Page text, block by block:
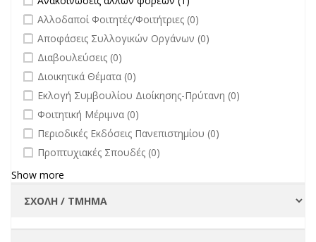
undefined
Αλλοδαποί Φοιτητές/Φοιτήτριες (0)
undefined
Αποφάσεις Συλλογικών Οργάνων (0)
undefined
Διαβουλεύσεις (0)
undefined
Διοικητικά Θέματα (0)
undefined
Εκλογή Συμβουλίου Διοίκησης-Πρύτανη (0)
undefined
Φοιτητική Μέριμνα (0)
undefined
Περιοδικές Εκδόσεις Πανεπιστημίου (0)
undefined
Προπτυχιακές Σπουδές (0)
Show more